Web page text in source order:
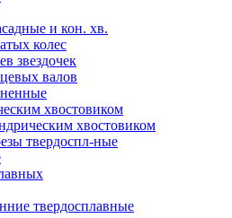
и кон. хв.
колес
звездочек
валов
хвостовиком
хвостовиком
твердоспл-ные
твердосплавные